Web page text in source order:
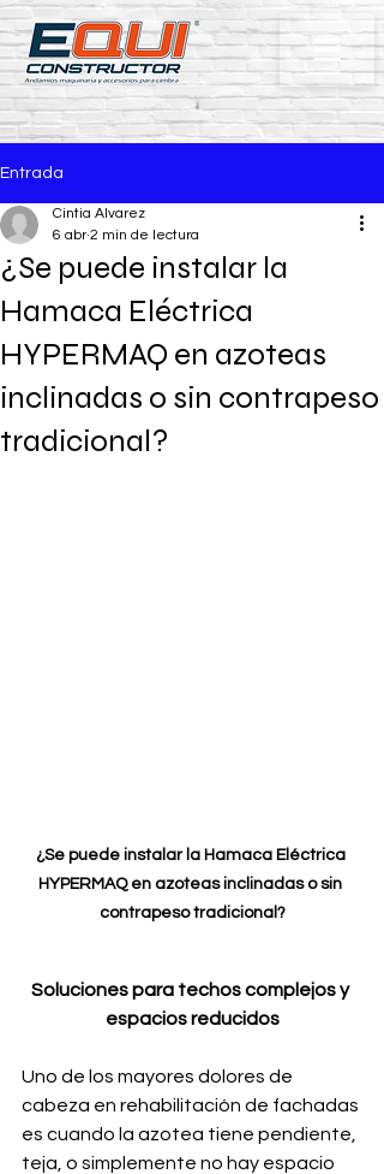
Entrada
¿Se puede instalar la
Hamaca Eléctrica
HYPERMAQ en azoteas
inclinadas o sin contrapeso
tradicional?
Cintia Alvarez
6 abr 2 min de lectura
¿Se puede instalar la Hamaca Eléctrica
HYPERMAQ en azoteas inclinadas o sin
contrapeso tradicional?
Soluciones para techos complejos y
espacios reducidos
Uno de los mayores dolores de
cabeza en rehabilitación de fachadas
es cuando la azotea tiene pendiente,
teja, o simplemente no hay espacio